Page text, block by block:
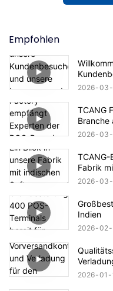
Empfohlen
2026 03
TCANG
Branche
2026 03
TCANG-
Fabrik
POS-
2026 03
Indien
2026 02
2026 01